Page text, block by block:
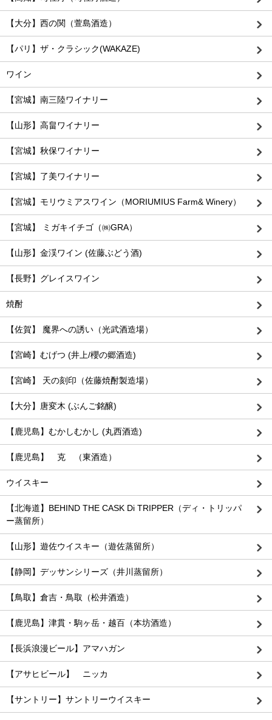
【大分】西の関（萱島酒造）
【パリ】ザ・クラシック(WAKAZE)
ワイン
【宮城】南三陸ワイナリー
【山形】高畠ワイナリー
【宮城】秋保ワイナリー
【宮城】了美ワイナリー
【宮城】モリウミアスワイン（MORIUMIUS Farm& Winery）
【宮城】 ミガキイチゴ（㈱GRA）
【山形】金渓ワイン (佐藤ぶどう酒)
【長野】グレイスワイン
焼酎
【佐賀】 魔界への誘い（光武酒造場）
【宮崎】むげつ (井上/櫻の郷酒造)
【宮崎】 天の刻印（佐藤焼酎製造場）
【大分】唐変木 (ぶんご銘醸)
【鹿児島】むかしむかし (丸西酒造)
【鹿児島】 克 （東酒造）
ウイスキー
【北海道】BEHIND THE CASK Di TRIPPER（ディ・トリッパ
ー蒸留所）
【山形】遊佐ウイスキー（遊佐蒸留所）
【静岡】デッサンシリーズ（井川蒸留所）
【鳥取】倉吉・鳥取（松井酒造）
【鹿児島】津貫・駒ヶ岳・越百（本坊酒造）
【長浜浪漫ビール】アマハガン
【アサヒビール】 ニッカ
【サントリー】サントリーウイスキー